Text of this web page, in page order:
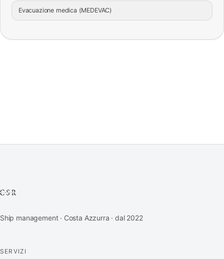
Evacuazione medica (MEDEVAC)
Ship management · Costa Azzurra · dal 2022
SERVIZI